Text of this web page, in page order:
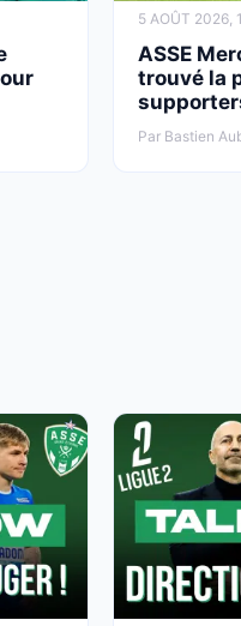
5 AOÛT 2026,
ASSE
trouvé la
Par Bastien